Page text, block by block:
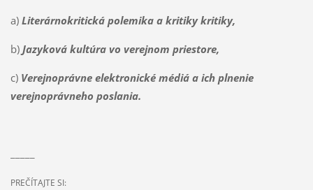
a) Literárnokritická polemika a kritiky kritiky,
b) Jazyková kultúra vo verejnom priestore,
c) Verejnoprávne elektronické médiá a ich plnenie
verejnoprávneho poslania.
PREČÍTAJTE SI: